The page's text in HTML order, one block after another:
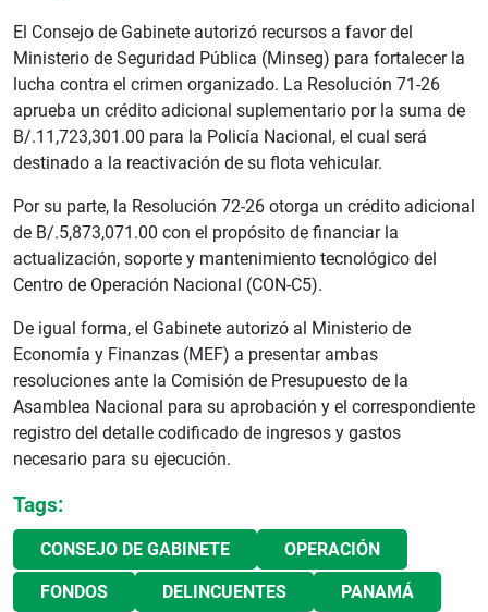
El Consejo de Gabinete autorizó recursos a favor del
Ministerio de Seguridad Pública (Minseg) para fortalecer la
lucha contra el crimen organizado. La Resolución 71-26
aprueba un crédito adicional suplementario por la suma de
B/.11,723,301.00 para la Policía Nacional, el cual será
destinado a la reactivación de su flota vehicular.
Por su parte, la Resolución 72-26 otorga un crédito adicional
de B/.5,873,071.00 con el propósito de financiar la
actualización, soporte y mantenimiento tecnológico del
Centro de Operación Nacional (CON-C5).
De igual forma, el Gabinete autorizó al Ministerio de
Economía y Finanzas (MEF) a presentar ambas
resoluciones ante la Comisión de Presupuesto de la
Asamblea Nacional para su aprobación y el correspondiente
registro del detalle codificado de ingresos y gastos
necesario para su ejecución.
Tags:
CONSEJO DE GABINETE OPERACIÓN
FONDOS DELINCUENTES PANAMÁ